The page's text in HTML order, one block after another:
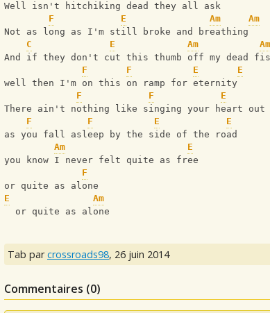
Well isn't hitchiking dead they all ask
F
E Am
Am
Not as long as I'm still broke and breathing
C
E Am
Am
And if they don't cut this thumb off my dead
F
F E
E
well then I'm on this on ramp for eternity
F
F E
There ain't nothing like singing your heart out
F
F E
E
as you fall asleep by the side of the road
Am
E
you know I never felt quite as free
F
or quite as alone
E
Am
  or quite as alone
Tab parcrossroads98, 26 juin 2014
Commentaires (0)